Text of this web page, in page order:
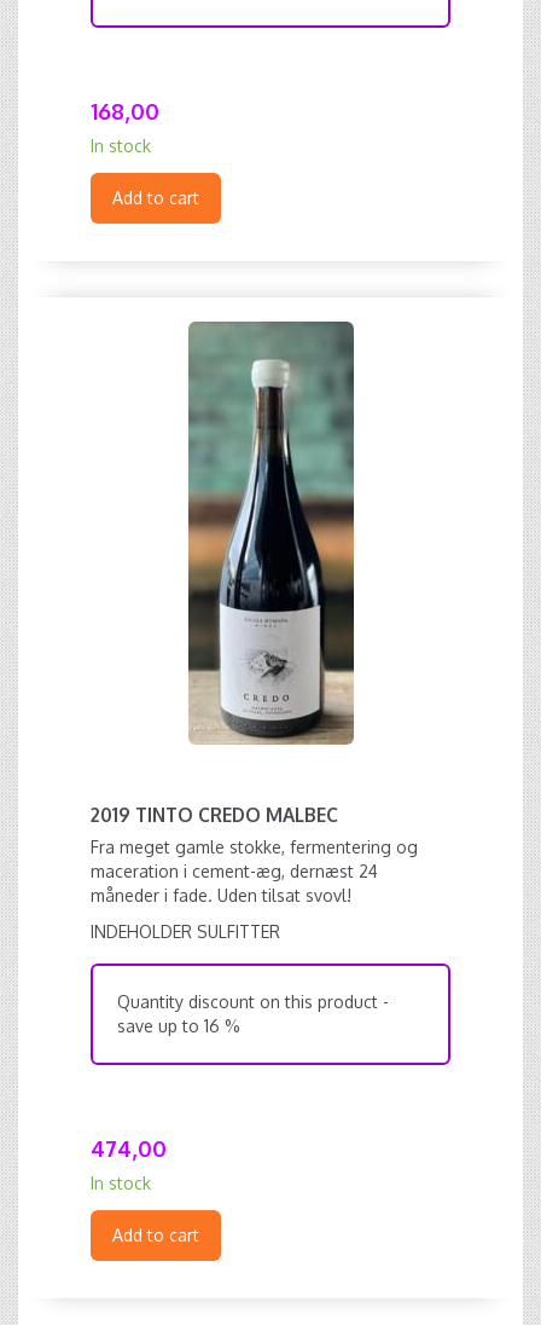
168,00
In stock
Add to cart
2019 TINTO CREDO MALBEC
Fra meget gamle stokke, fermentering og
maceration i cement-æg, dernæst 24
måneder i fade. Uden tilsat svovl!
INDEHOLDER SULFITTER
Quantity discount on this product -
save up to 16 %
474,00
In stock
Add to cart